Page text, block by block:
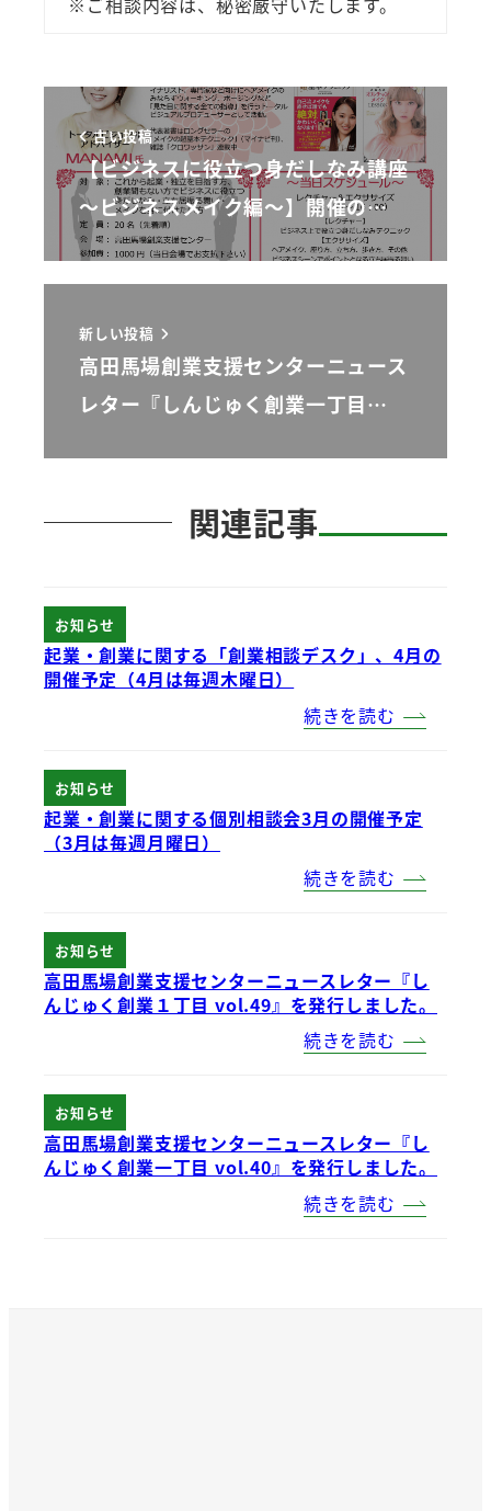
古い投稿
【ビジネスに役立つ身だしなみ講座
～ビジネスメイク編～】開催の…
新しい投稿
高田馬場創業支援センターニュース
レター『しんじゅく創業一丁目…
関連記事
お知らせ
起業・創業に関する「創業相談デスク」、4月の
開催予定（4月は毎週木曜日）
続きを読む
お知らせ
起業・創業に関する個別相談会3月の開催予定
（3月は毎週月曜日）
続きを読む
お知らせ
高田馬場創業支援センターニュースレター『し
んじゅく創業１丁目 vol.49』を発行しました。
続きを読む
お知らせ
高田馬場創業支援センターニュースレター『し
んじゅく創業一丁目 vol.40』を発行しました。
続きを読む